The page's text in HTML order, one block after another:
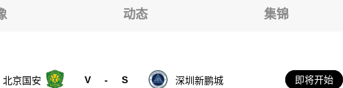
尔斯
尔斯 动态 集锦
北京国安 V - S 深圳新鹏城 即将开始